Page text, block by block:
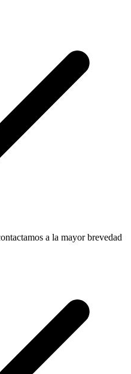
a la mayor brevedad